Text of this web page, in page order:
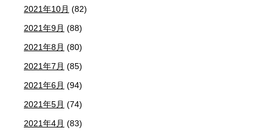
2021年10月 (82)
2021年9月 (88)
2021年8月 (80)
2021年7月 (85)
2021年6月 (94)
2021年5月 (74)
2021年4月 (83)